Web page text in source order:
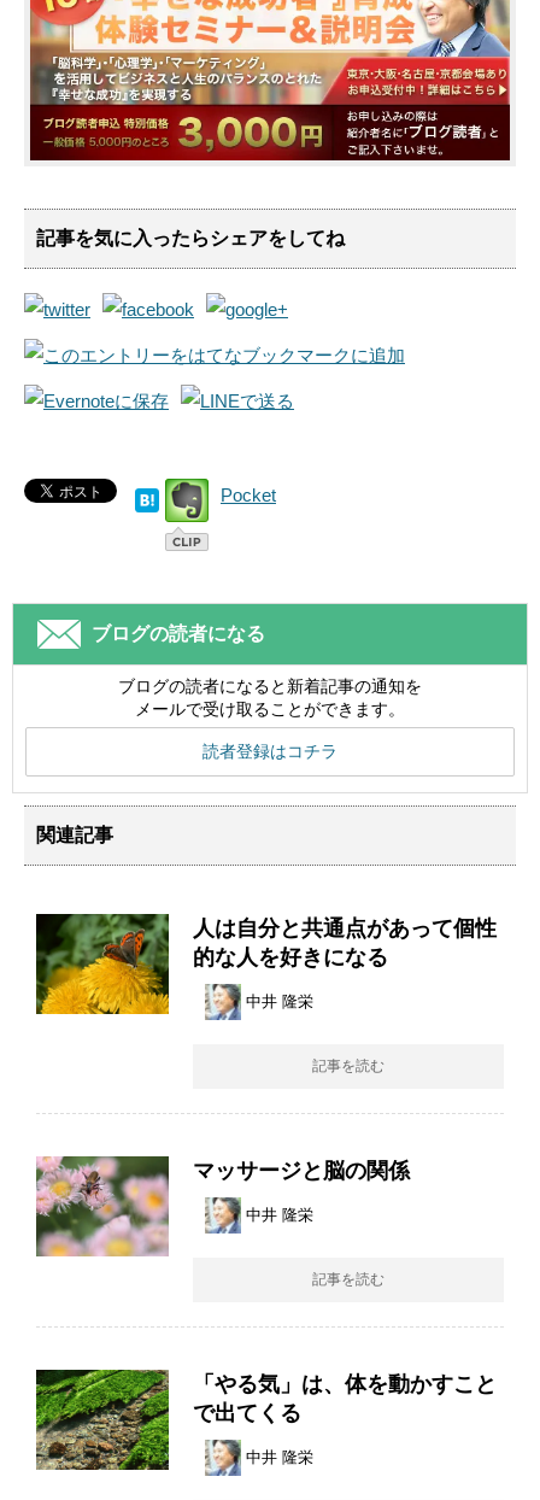
記事を気に入ったらシェアをしてね
Pocket
ブログの読者になる
ブログの読者になると新着記事の通知を
メールで受け取ることができます。
読者登録はコチラ
関連記事
人は自分と共通点があって個性
的な人を好きになる
中井 隆栄
記事を読む
マッサージと脳の関係
中井 隆栄
記事を読む
「やる気」は、体を動かすこと
で出てくる
中井 隆栄